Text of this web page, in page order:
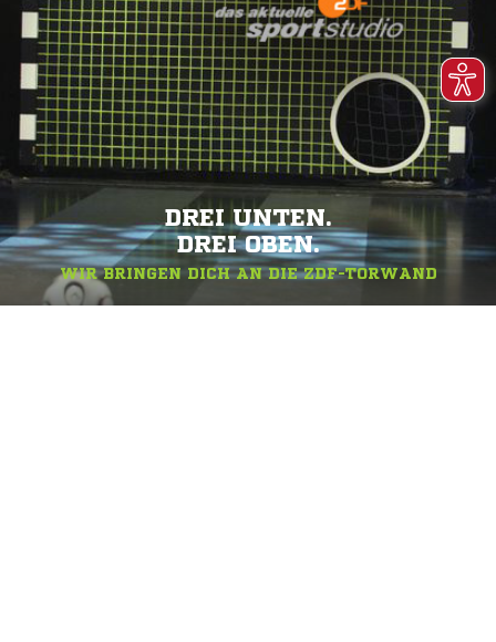
DREI UNTEN.
DREI OBEN.
WIR BRINGEN DICH AN DIE ZDF-TORWAND